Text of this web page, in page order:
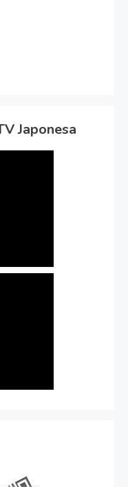
Japonesa